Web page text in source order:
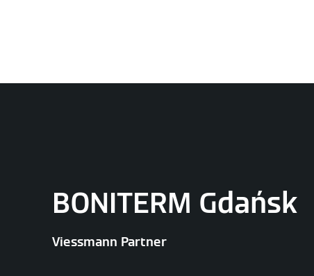
BONITERM Gdańsk
Viessmann Partner